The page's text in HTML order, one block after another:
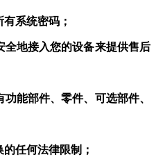
系统密码；
地接入您的设备来提供售后
能部件、零件、可选部件、
任何法律限制；